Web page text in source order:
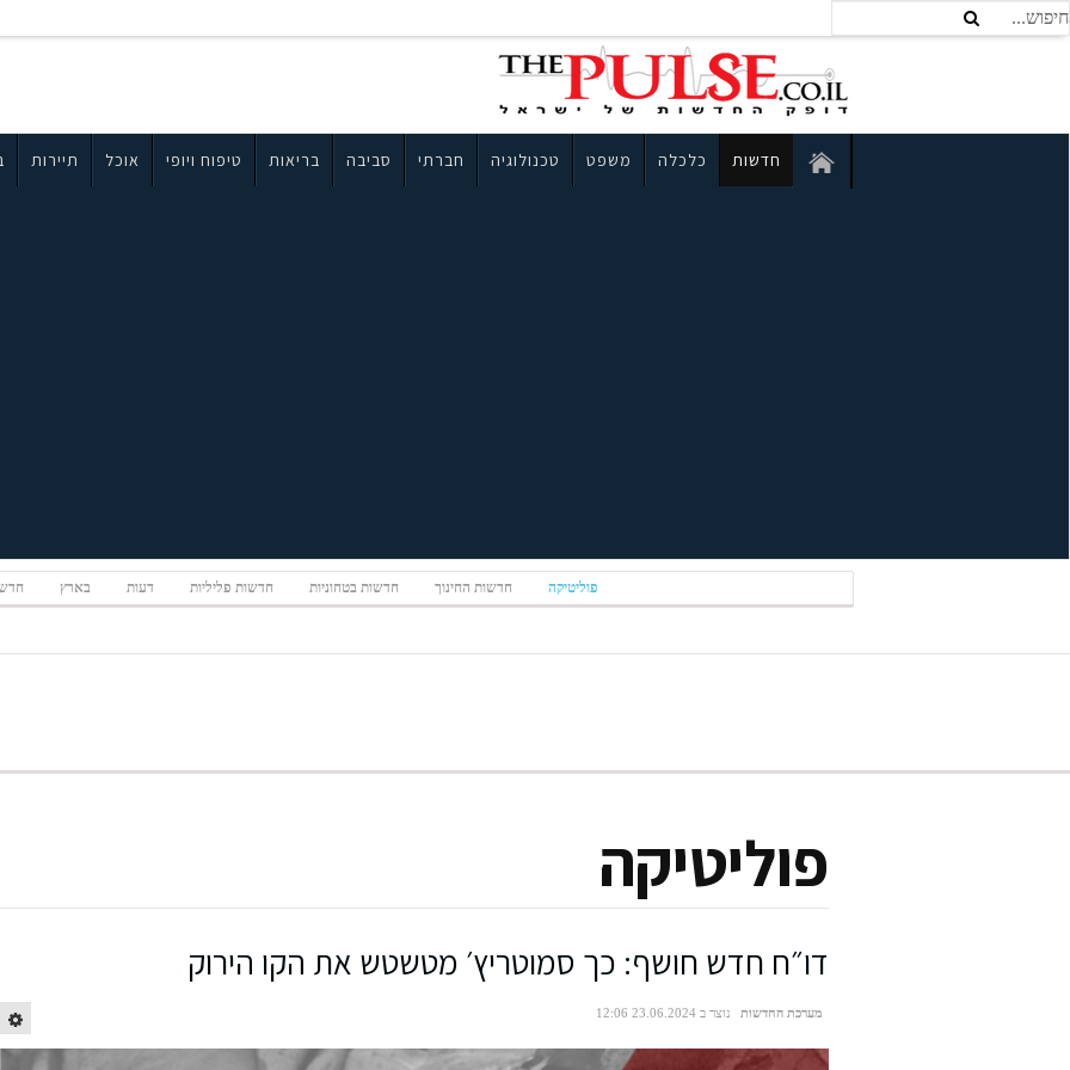
חדשות כלכלה משפט טכנולוגיה חברתי סביבה בריאות טיפוח ויופי אוכל תיירות
פוליטיקה חדשות החינוך חדשות בטחוניות חדשות פליליות דעות בארץ
פוליטיקה
דו״ח חדש חושף: כך סמוטריץ׳ מטשטש את הקו הירוק
מערכת החדשות נוצר ב 23.06.2024 12:06